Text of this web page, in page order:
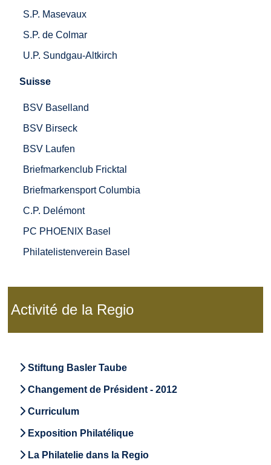
S.P. Masevaux
S.P. de Colmar
U.P. Sundgau-Altkirch
Suisse
BSV Baselland
BSV Birseck
BSV Laufen
Briefmarkenclub Fricktal
Briefmarkensport Columbia
C.P. Delémont
PC PHOENIX Basel
Philatelistenverein Basel
Activité de la Regio
Stiftung Basler Taube
Changement de Président - 2012
Curriculum
Exposition Philatélique
La Philatelie dans la Regio